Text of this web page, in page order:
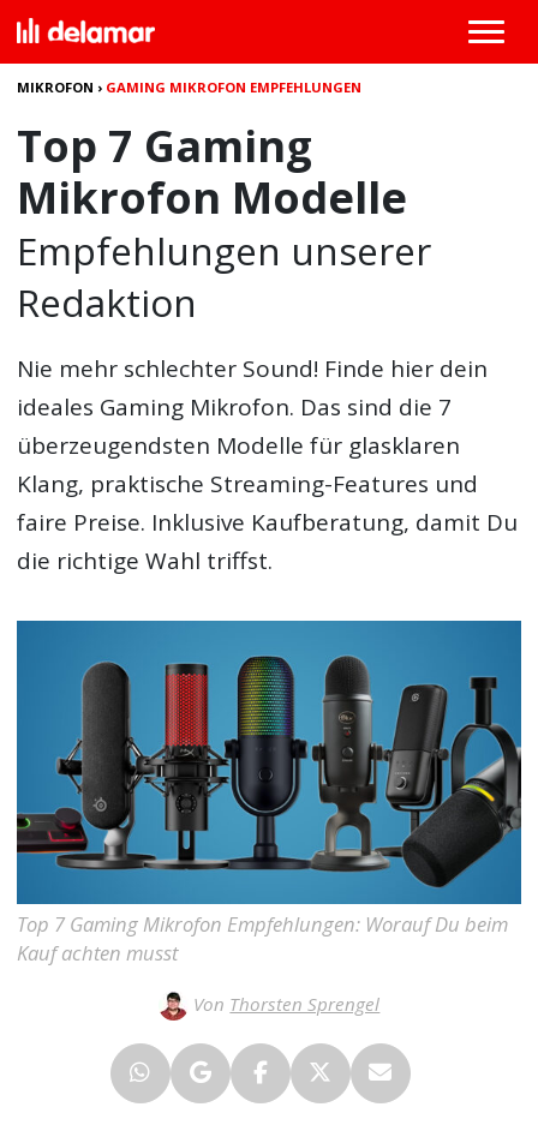
MIKROFON › GAMING MIKROFON EMPFEHLUNGEN
Top 7 Gaming
Mikrofon Modelle
Empfehlungen unserer
Redaktion
Nie mehr schlechter Sound! Finde hier dein
ideales Gaming Mikrofon. Das sind die 7
überzeugendsten Modelle für glasklaren
Klang, praktische Streaming-Features und
faire Preise. Inklusive Kaufberatung, damit Du
die richtige Wahl triffst.
Top 7 Gaming Mikrofon Empfehlungen: Worauf Du beim
Kauf achten musst
Von Thorsten Sprengel